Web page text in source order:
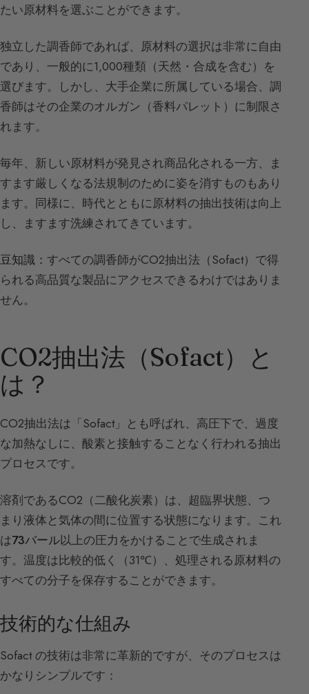
たい原材料を選ぶことができます。
独立した調香師であれば、原材料の選択は非常に自由
であり、一般的に1,000種類（天然・合成を含む）を
選びます。しかし、大手企業に所属している場合、調
香師はその企業のオルガン（香料パレット）に制限さ
れます。
毎年、新しい原材料が発見され商品化される一方、ま
すます厳しくなる法規制のために姿を消すものもあり
ます。同様に、時代とともに原材料の抽出技術は向上
し、ますます洗練されてきています。
豆知識： すべての調香師がCO2抽出法（Sofact）で得
られる高品質な製品にアクセスできるわけではありま
せん。
CO2抽出法（Sofact）と
は？
CO2抽出法は「Sofact」とも呼ばれ、高圧下で、過度
な加熱なしに、酸素と接触することなく行われる抽出
プロセスです。
溶剤であるCO2（二酸化炭素）は、超臨界状態、つ
まり液体と気体の間に位置する状態になります。これ
は73バール以上の圧力をかけることで生成されま
す。温度は比較的低く（31℃）、処理される原材料の
すべての分子を保存することができます。
技術的な仕組み
Sofact の技術は非常に革新的ですが、そのプロセスは
かなりシンプルです：